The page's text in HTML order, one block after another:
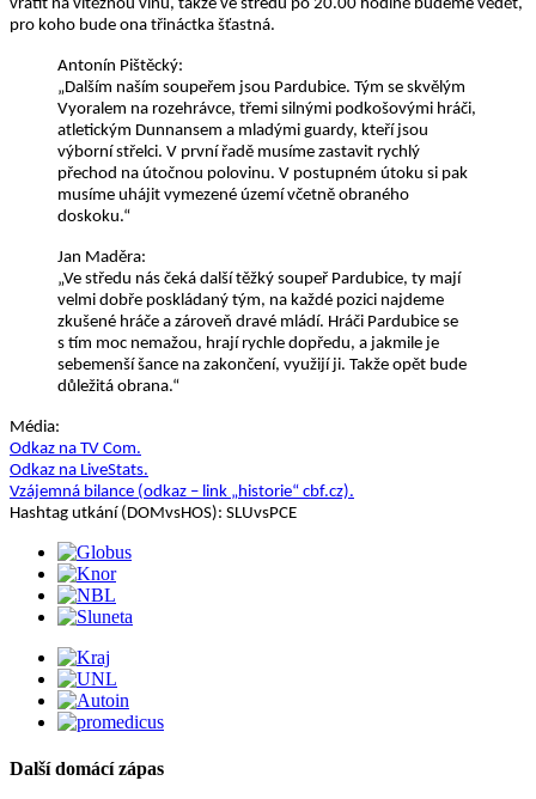
vrátit na vítěznou vlnu, takže ve středu po 20.00 hodině budeme vědět,
pro koho bude ona třináctka šťastná.
Antonín Pištěcký:
„Dalším naším soupeřem jsou Pardubice. Tým se skvělým
Vyoralem na rozehrávce, třemi silnými podkošovými hráči,
atletickým Dunnansem a mladými guardy, kteří jsou
výborní střelci. V první řadě musíme zastavit rychlý
přechod na útočnou polovinu. V postupném útoku si pak
musíme uhájit vymezené území včetně obraného
doskoku.“
Jan Maděra:
„Ve středu nás čeká další těžký soupeř Pardubice, ty mají
velmi dobře poskládaný tým, na každé pozici najdeme
zkušené hráče a zároveň dravé mládí. Hráči Pardubice se
s tím moc nemažou, hrají rychle dopředu, a jakmile je
sebemenší šance na zakončení, využijí ji. Takže opět bude
důležitá obrana.“
Média:
Odkaz na TV Com.
Odkaz na LiveStats.
Vzájemná bilance (odkaz – link „historie“ cbf.cz).
Hashtag utkání (DOMvsHOS): SLUvsPCE
Další domácí zápas